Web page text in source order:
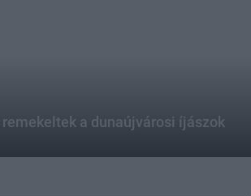
remekeltek a dunaújvárosi íjászok